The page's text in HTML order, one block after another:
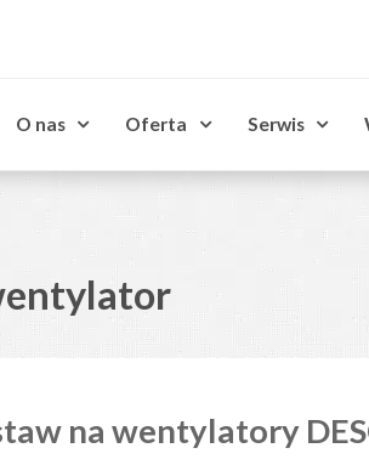
O nas Oferta Serwis
na wentylatory